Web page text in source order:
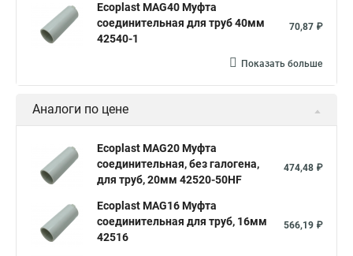
Ecoplast MAG40 Муфта
соединительная для труб 40мм
42540-1
70,87 ₽
Показать больше
Аналоги по цене
Ecoplast MAG20 Муфта
соединительная, без галогена,
для труб, 20мм 42520-50HF
474,48 ₽
Ecoplast MAG16 Муфта
соединительная для труб, 16мм
42516
566,19 ₽